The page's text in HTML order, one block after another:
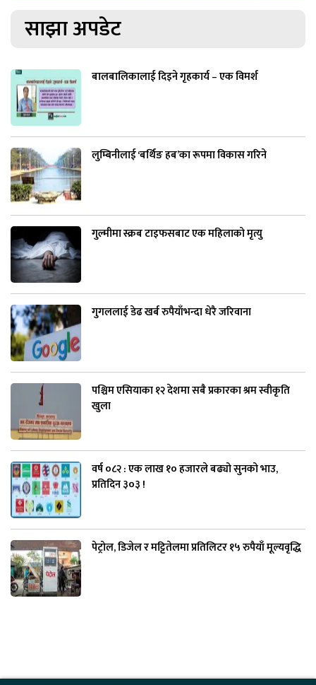
साझा अपडेट
बालबालिकालाई दिइने गृहकार्य – एक विमर्श
लुम्बिनीलाई ‘बर्थिङ हब’का रूपमा विकास गरिने
गुल्मीमा स्क्रब टाइफसबाट एक महिलाको मृत्यु
गुगललाई डेढ खर्ब रुपैयाँभन्दा धेरै जरिवाना
पश्चिम एसियाका १२ देशमा सबै प्रकारका श्रम स्वीकृति
खुला
वर्ष ०८२ : एक लाख १० हजारले बढ्यो सुनको भाउ,
प्रतिदिन ३०३ !
पेट्रोल, डिजेल र मट्टितेलमा प्रतिलिटर १५ रुपैयाँ मूल्यवृद्धि